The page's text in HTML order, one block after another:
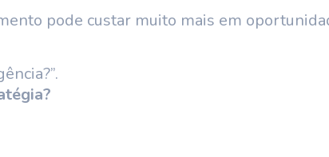
pode custar muito mais em